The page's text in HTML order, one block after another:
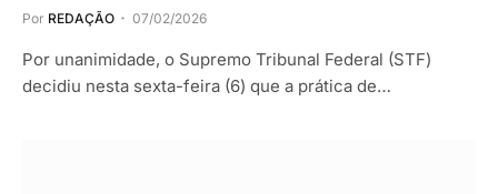
Por REDAÇÃO 07/02/2026
Por unanimidade, o Supremo Tribunal Federal (STF)
decidiu nesta sexta-feira (6) que a prática de…